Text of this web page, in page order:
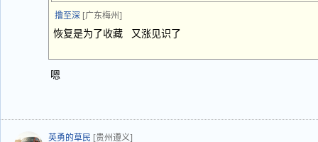
撸至深 [广东梅州]
恢复是为了收藏 又涨见识了
嗯
英勇的草民 [贵州遵义]